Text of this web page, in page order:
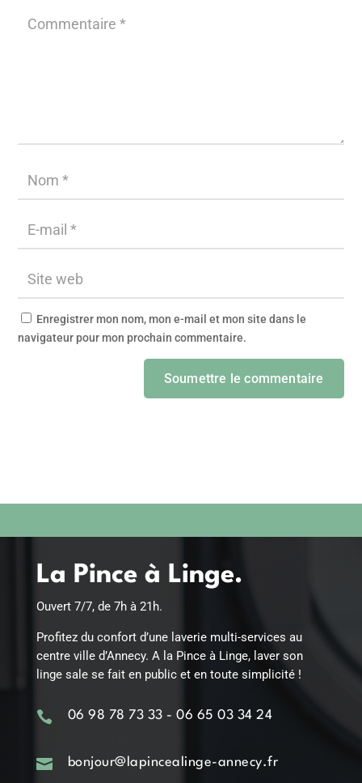
Enregistrer mon nom, mon e-mail et mon site dans le
navigateur pour mon prochain commentaire.
Soumettre le commentaire
La Pince à Linge.
Ouvert 7/7, de 7h à 21h.
Profitez du confort d’une laverie multi-services au
centre ville d’Annecy. A la Pince à Linge, laver son
linge sale se fait en public et en toute simplicité !
 06 98 78 73 33 - 06 65 03 34 24
 bonjour@lapincealinge-annecy.fr